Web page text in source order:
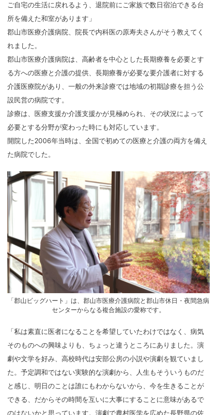
ご自宅の生活に戻れるよう、退院前にご家族で数日宿泊できる台
所を備えた和室があります」
郡山市医療介護病院、院長で内科医の原寿夫さんがそう教えてく
れました。
郡山市医療介護病院は、高齢者を中心とした長期療養を必要とす
る方への医療と介護の提供、長期療養が必要な要介護者に対する
介護医療院があり、一般の外来診療では地域の初期診療を担う公
設民営の病院です。
診療は、医療支援か介護支援かが見極められ、その状況によって
必要とする分野が変わった時にも対応しています。
開院した2006年当時は、全国で初めての医療と介護の両方を備え
た病院でした。
「郡山ビッグハート」は、郡山市医療介護病院と郡山市休日・夜間急病
センターからなる複合施設の愛称です。
「私は素直に医者になることを希望していたわけではなく、病気
そのものへの興味よりも、ちょっと違うところにありました。演
劇や文学を好み、高校時代は安部公房の小説や演劇を観ていまし
た。予定調和ではない実験的な演劇から、人生もそういうものだ
と感じ、明日のことは誰にもわからないから、今を生きることが
できる、だからその時間を互いに大事にすることに意味があるで
のはないかと思っています。演劇で農村医学を広めた長野県の佐